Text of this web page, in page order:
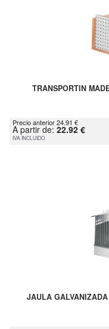
TRANSPORTIN
Precio anterior 24.91 €
A partir de: 22.92 €
IVA INCLUIDO
JAULA GALVANIZADA